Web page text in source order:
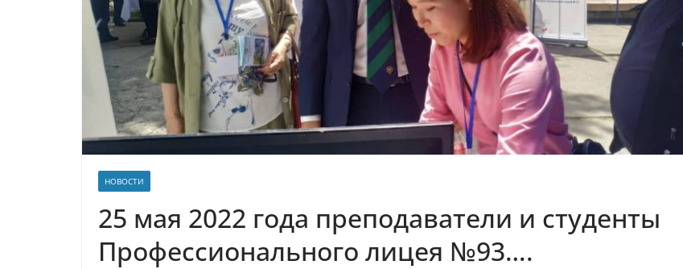
НОВОСТИ
25 мая 2022 года преподаватели и студенты
Профессионального лицея №93….